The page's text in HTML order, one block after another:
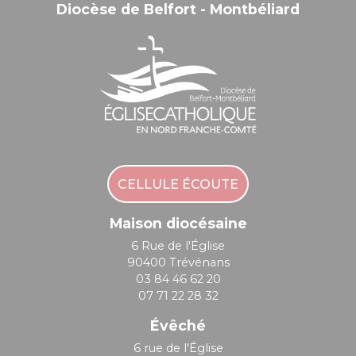
Diocèse de Belfort - Montbéliard
CELLULE ÉCOUTE
Maison diocésaine
6 Rue de l'Église
90400 Trévénans
03 84 46 62 20
07 71 22 28 32
Évêché
6 rue de l'Église